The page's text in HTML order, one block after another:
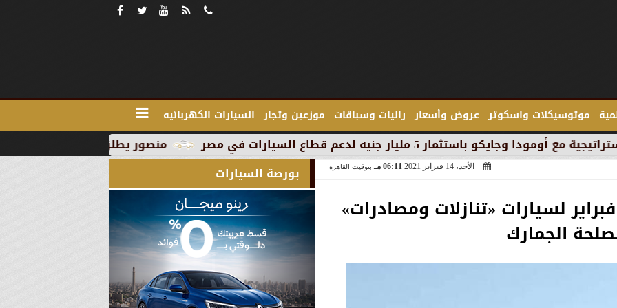
موتوسيكلات واسكوتر عروض وأسعار راليات وسباقات موزعين وتجار السيارات الكهربائيه
منصور يطلق MG RX9 PHEV الجديدة كليًا في السوق المصري كأول سيارة Plug-in Hybrid من العلامة جنيه لدعم قطاع السيارات في مصر
الأحد، 14 فبراير 2021 06:11 مـ بتوقيت القاهرة
تفاصيل جلسة مزاد 23 فبراير لسيارات «تنازلات ومصادرات»
الجمارك
بورصة السيارات